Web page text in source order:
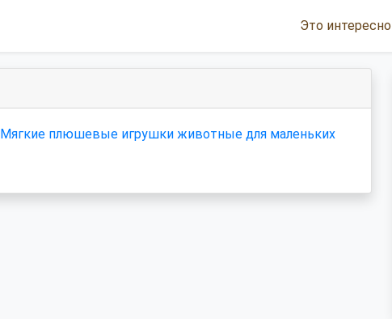
Это интересно
Мягкие плюшевые игрушки животные для маленьких